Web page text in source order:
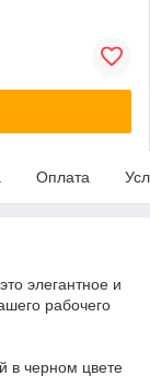
Оплата
элегантное и
рабочего
в черном цвете